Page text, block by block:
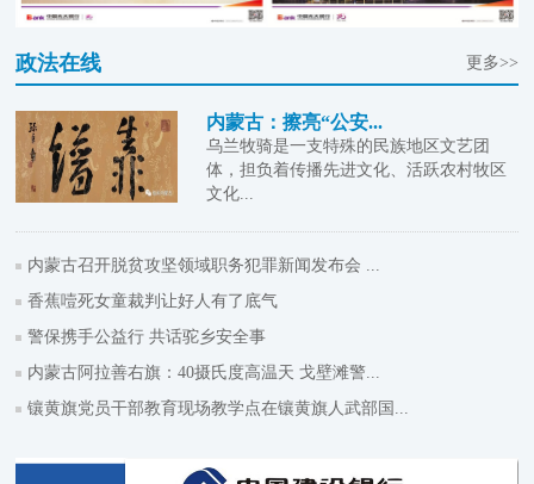
政法在线 更多>>
内蒙古：擦亮“公安...
乌兰牧骑是一支特殊的民族地区文艺团
体，担负着传播先进文化、活跃农村牧区
文化...
内蒙古召开脱贫攻坚领域职务犯罪新闻发布会 ...
香蕉噎死女童裁判让好人有了底气
警保携手公益行 共话驼乡安全事
内蒙古阿拉善右旗：40摄氏度高温天 戈壁滩警...
镶黄旗党员干部教育现场教学点在镶黄旗人武部国...